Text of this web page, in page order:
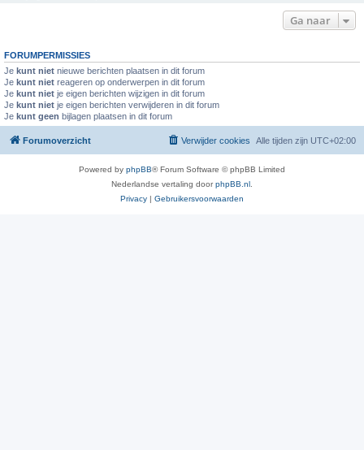
Ga naar
FORUMPERMISSIES
Je kunt niet nieuwe berichten plaatsen in dit forum
Je kunt niet reageren op onderwerpen in dit forum
Je kunt niet je eigen berichten wijzigen in dit forum
Je kunt niet je eigen berichten verwijderen in dit forum
Je kunt geen bijlagen plaatsen in dit forum
Forumoverzicht Alle tijden zijn UTC+02:00
Verwijder cookies
Powered by phpBB® Forum Software © phpBB Limited
Nederlandse vertaling doorphpBB.nl
Privacy | Gebruikersvoorwaarden